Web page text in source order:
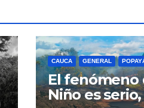
CAUCA GENERAL
El fenómeno
Niño es